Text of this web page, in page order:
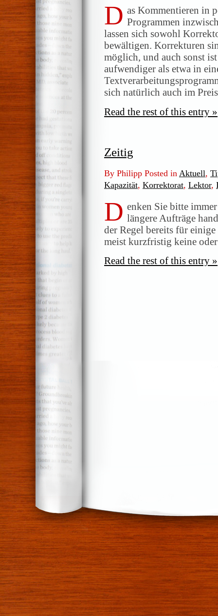
D as Kommentieren in
Programmen
lassen sich sowohl
bewältigen. Korrekturen
möglich, und auch sonst
aufwendiger als etwa in
sich natürlich auch im
Read the rest of this entry »
Zeitig
By Philipp Posted in Aktuell,
Kapazität, Korrektorat, Lektor,
D enken Sie bitte
längere Aufträge
der Regel bereits für
meist kurzfristig keine
Read the rest of this entry »